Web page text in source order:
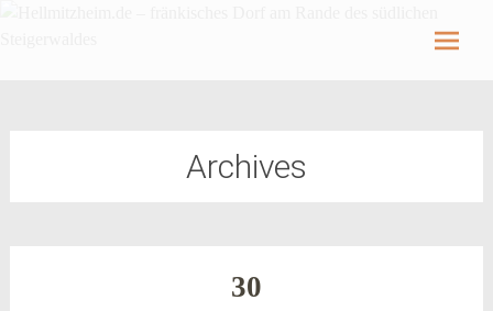
Hellmitzheim.de – fränkisches Dorf am Rande
Archives
30